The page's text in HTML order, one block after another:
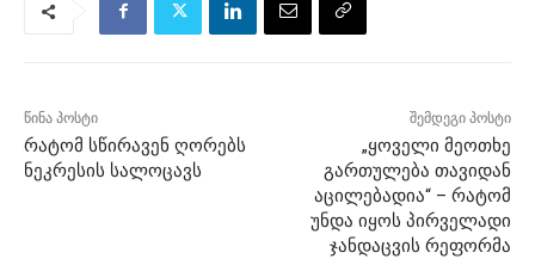
წინა პოსტი
რატომ სწირავენ ღორებს
ნეკრესის სალოცავს
შემდეგი პოსტი
„ყოველი მეოთხე
გართულება თავიდან
აცილებადია“ – რატომ
უნდა იყოს პირველადი
ჯანდაცვის რეფორმა